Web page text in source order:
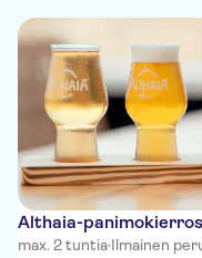
Althaia-
max. 2 tuntia·Ilmainen